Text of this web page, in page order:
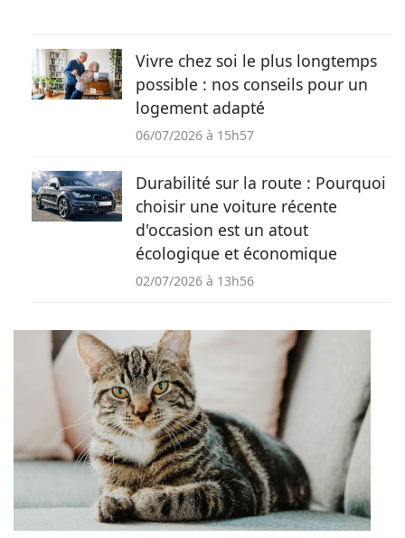
Vivre chez soi le plus longtemps
possible : nos conseils pour un
logement adapté
06/07/2026 à 15h57
Durabilité sur la route : Pourquoi
choisir une voiture récente
d'occasion est un atout
écologique et économique
02/07/2026 à 13h56